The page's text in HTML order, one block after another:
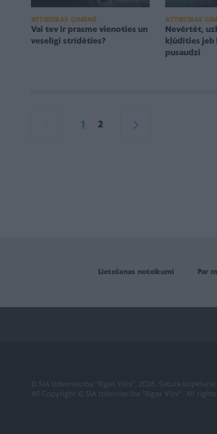
ATTIECĪBAS ĢIMENĒ
Vai tev ir prasme vienoties un
veselīgi strīdēties?
ATTIECĪBAS
Nevērtēt,
kļūdīties jeb
pusaudzi
1 2
Lietošanas noteikumi Par
© SIA Izdevniecība "Rīgas Viļņi", 2026. Satura
All Copyright © SIA Izdevniecība "Rīgas Viļņi". All rights